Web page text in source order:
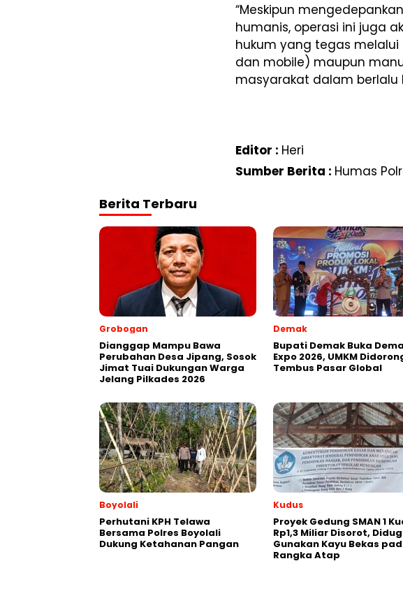
“Meskipun
humanis, operasi ini juga
hukum yang tegas
dan mobile) maupun
masyarakat dalam berlalu
Editor : Heri
Sumber Berita : Humas
Berita Terbaru
Grobogan
Dianggap Mampu Bawa
Perubahan Desa Jipang, Sosok
Jimat Tuai Dukungan Warga
Jelang Pilkades 2026
Demak
Bupati Demak Buka
Expo 2026, UMKM
Tembus Pasar Global
Boyolali
Perhutani KPH Telawa
Bersama Polres Boyolali
Dukung Ketahanan Pangan
Kudus
Proyek Gedung SMAN 1
Rp1,3 Miliar Disorot,
Gunakan Kayu Bekas
Rangka Atap